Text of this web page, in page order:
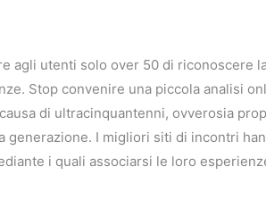
agli utenti solo over 50 di riconoscere
Stop convenire una piccola analisi
di ultracinquantenni, ovverosia
I migliori siti di incontri
i quali associarsi le loro